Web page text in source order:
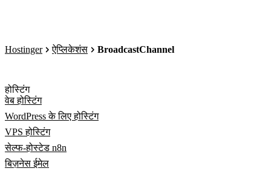
Hostinger ऐप्लिकेशंस BroadcastChannel
होस्टिंग
वेब होस्टिंग
WordPress के लिए होस्टिंग
VPS होस्टिंग
सेल्फ-होस्टेड n8n
बिज़नेस ईमेल